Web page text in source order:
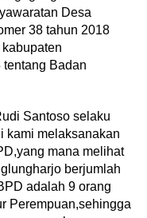
Desa
38 tahun 2018
Badan
Santoso selaku
kami melaksanakan
mana melihat
berjumlah
adalah 9 orang
Perempuan,sehingga